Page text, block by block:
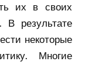
их в своих
результате
некоторые
Многие